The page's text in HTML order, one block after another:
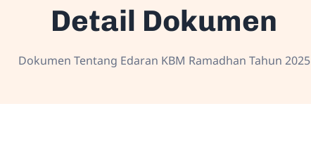
Detail Dokumen
Dokumen Tentang Edaran KBM Ramadhan Tahun 2025